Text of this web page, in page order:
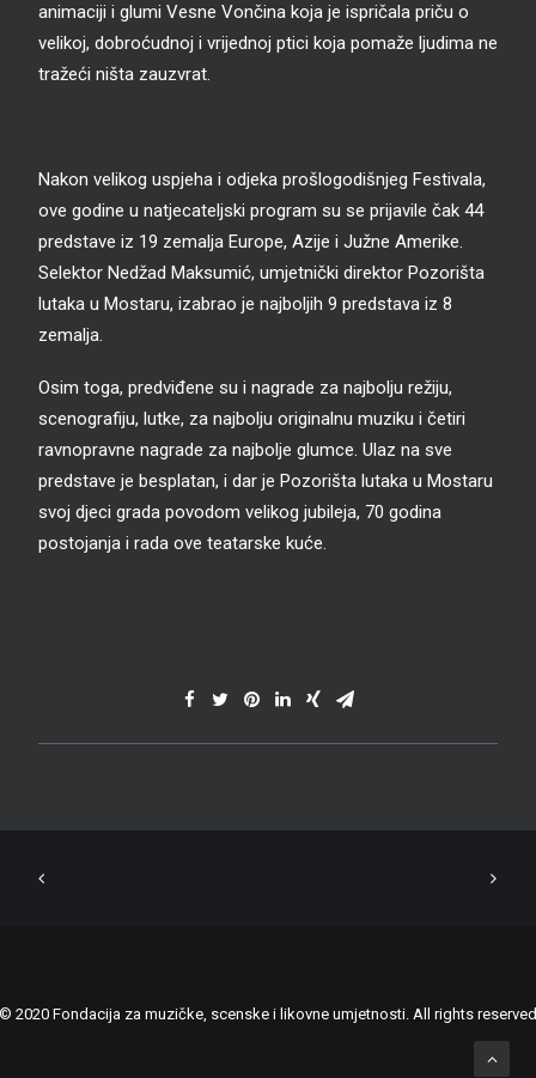
animaciji i glumi Vesne Vončina koja je ispričala priču o
velikoj, dobroćudnoj i vrijednoj ptici koja pomaže ljudima ne
tražeći ništa zauzvrat.
Nakon velikog uspjeha i odjeka prošlogodišnjeg Festivala,
ove godine u natjecateljski program su se prijavile čak 44
predstave iz 19 zemalja Europe, Azije i Južne Amerike.
Selektor Nedžad Maksumić, umjetnički direktor Pozorišta
lutaka u Mostaru, izabrao je najboljih 9 predstava iz 8
zemalja.
Osim toga, predviđene su i nagrade za najbolju režiju,
scenografiju, lutke, za najbolju originalnu muziku i četiri
ravnopravne nagrade za najbolje glumce. Ulaz na sve
predstave je besplatan, i dar je Pozorišta lutaka u Mostaru
svoj djeci grada povodom velikog jubileja, 70 godina
postojanja i rada ove teatarske kuće.
© 2020 Fondacija za muzičke, scenske i likovne umjetnosti. All rights reserved